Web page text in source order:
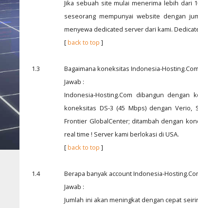
Jika sebuah site mulai menerima lebih dari
seseorang mempunyai website dengan
menyewa dedicated server dari kami.
[back to top ]
1.3
Bagaimana koneksitas Indonesia-
Jawab :
Indonesia-Hosting.Com dibangun
koneksitas DS-3 (45 Mbps) dengan Verio,
Frontier GlobalCenter; ditambah dengan
real time ! Server kami berlokasi di USA.
[back to top ]
1.4
Berapa banyak account Indonesia-
Jawab :
Jumlah ini akan meningkat dengan cepat